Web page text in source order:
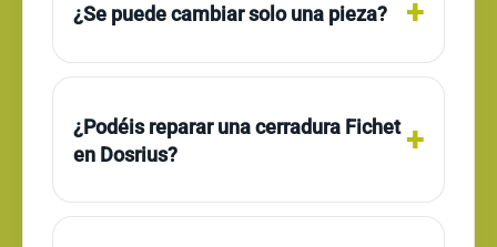
¿Se puede cambiar solo una pieza?
¿Podéis reparar una cerradura Fichet
en Dosrius?